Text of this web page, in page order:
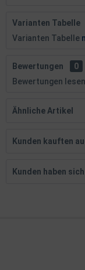
Varianten Tabelle
Varianten Tabelle
Bewertungen
0
Bewertungen
Ähnliche Artikel
Kunden kauften
Kunden haben